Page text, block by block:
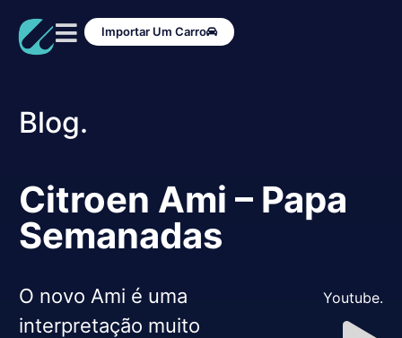
Importar Um Carro
Blog.
Citroen Ami – Papa
Semanadas
O novo Ami é uma
interpretação muito
Youtube.